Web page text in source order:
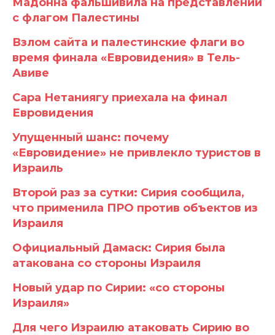
с флагом Палестины
Взлом сайта и палестинские флаги во
время финала «Евровидения» в Тель-
Авиве
Сара Нетаниягу приехала на финал
Евровидения
Упущенный шанс: почему
«Евровидение» не привлекло туристов в
Израиль
Второй раз за сутки: Сирия сообщила,
что применила ПРО против объектов из
Израиля
Официальный Дамаск: Сирия была
атакована со стороны Израиля
Новый удар по Сирии: «со стороны
Израиля»
Для чего Израилю атаковать Сирию во